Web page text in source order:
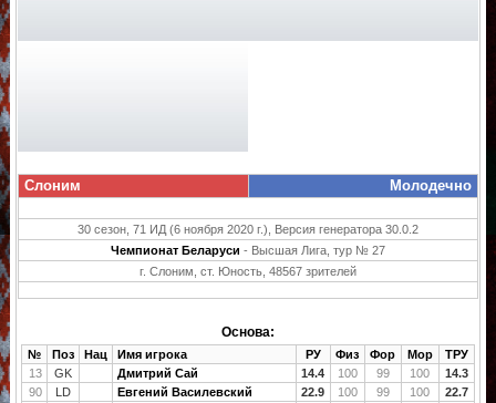
Слоним Молодечно
30 сезон, 71 ИД (6 ноября 2020 г.), Версия генератора 30.0.2
Чемпионат Беларуси - Высшая Лига, тур № 27
г. Слоним, ст. Юность, 48567 зрителей
Основа:
№ Поз Нац Имя игрока РУ Физ Фор Мор
ТРУ
13
GK Дмитрий Сай 14.4 100 99 100
14.3
90
LD Евгений Василевский 22.9 100 99 100
22.7